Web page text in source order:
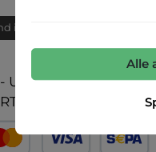
innerhalb von 24h
UND
Alle